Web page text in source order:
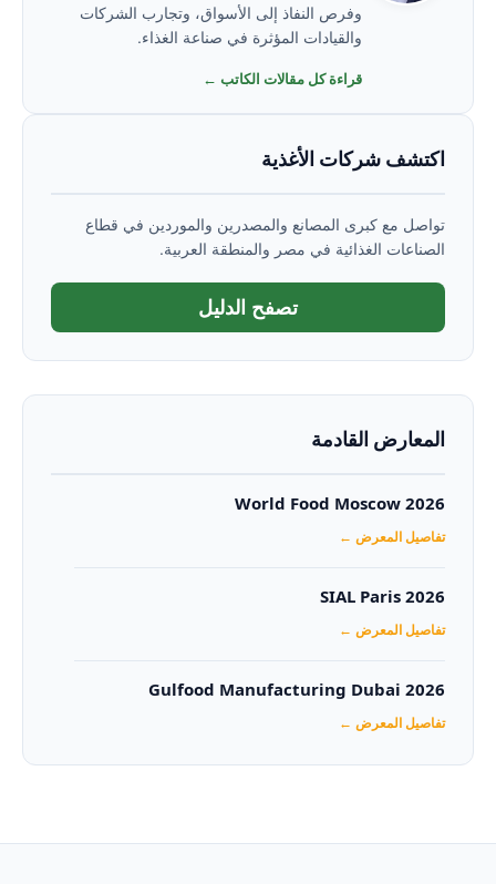
وفرص النفاذ إلى الأسواق، وتجارب الشركات
والقيادات المؤثرة في صناعة الغذاء.
قراءة كل مقالات الكاتب ←
اكتشف شركات الأغذية
تواصل مع كبرى المصانع والمصدرين والموردين في قطاع
الصناعات الغذائية في مصر والمنطقة العربية.
تصفح الدليل
المعارض القادمة
World Food Moscow 2026
تفاصيل المعرض ←
SIAL Paris 2026
تفاصيل المعرض ←
Gulfood Manufacturing Dubai 2026‏
تفاصيل المعرض ←